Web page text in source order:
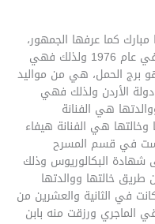
كما عرفها الجمهور،
ولدت في العاشر من شهر إبريل وذلك في عام 1976 ولذلك فهي
الفلكي هو برج الحمل، هي من مواليد
الأردن ولذلك فهي
هي الفنانة
وخالتها هي الفنانة هيفاء
في قسم المسرح
البكالوريوس وذلك
عن طريق خالتها ووالدتها
خطوة لها كانت في عام 1998 وكانت في الثانية والعشرين من
الماجري ورزقت منه بابن